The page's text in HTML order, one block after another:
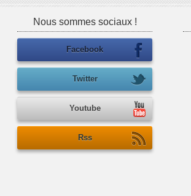
Nous sommes sociaux !
Facebook
Twitter
Youtube
Rss